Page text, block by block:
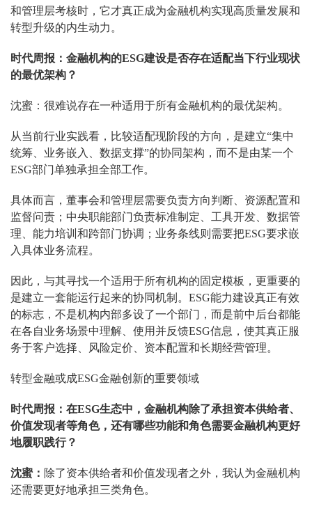
和管理层考核时，它才真正成为金融机构实现高质量发展和
转型升级的内生动力。
时代周报：金融机构的ESG建设是否存在适配当下行业现状
的最优架构？
沈蜜：很难说存在一种适用于所有金融机构的最优架构。
从当前行业实践看，比较适配现阶段的方向，是建立“集中
统筹、业务嵌入、数据支撑”的协同架构，而不是由某一个
ESG部门单独承担全部工作。
具体而言，董事会和管理层需要负责方向判断、资源配置和
监督问责；中央职能部门负责标准制定、工具开发、数据管
理、能力培训和跨部门协调；业务条线则需要把ESG要求嵌
入具体业务流程。
因此，与其寻找一个适用于所有机构的固定模板，更重要的
是建立一套能运行起来的协同机制。ESG能力建设真正有效
的标志，不是机构内部多设了一个部门，而是前中后台都能
在各自业务场景中理解、使用并反馈ESG信息，使其真正服
务于客户选择、风险定价、资本配置和长期经营管理。
转型金融或成ESG金融创新的重要领域
时代周报：在ESG生态中，金融机构除了承担资本供给者、
价值发现者等角色，还有哪些功能和角色需要金融机构更好
地履职践行？
沈蜜： 除了资本供给者和价值发现者之外，我认为金融机构
还需要更好地承担三类角色。